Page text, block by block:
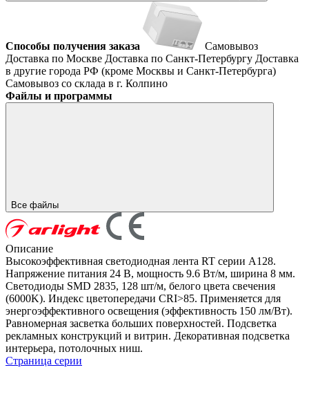
Способы получения заказа
Самовывоз
Доставка по Москве Доставка по Санкт-Петербургу Доставка
в другие города РФ (кроме Москвы и Санкт-Петербурга)
Самовывоз со склада в г. Колпино
Файлы и программы
Все файлы
Описание
Высокоэффективная светодиодная лента RT серии A128.
Напряжение питания 24 В, мощность 9.6 Вт/м, ширина 8 мм.
Светодиоды SMD 2835, 128 шт/м, белого цвета свечения
(6000K). Индекс цветопередачи CRI>85. Применяется для
энергоэффективного освещения (эффективность 150 лм/Вт).
Равномерная засветка больших поверхностей. Подсветка
рекламных конструкций и витрин. Декоративная подсветка
интерьера, потолочных ниш.
Страница серии